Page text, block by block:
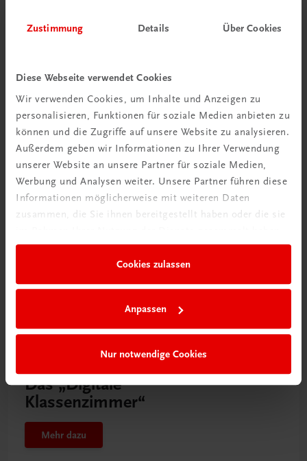
Zustimmung Details Über Cookies
Diese Webseite verwendet Cookies
Wir verwenden Cookies, um Inhalte und Anzeigen zu
personalisieren, Funktionen für soziale Medien anbieten zu
können und die Zugriffe auf unsere Website zu analysieren.
Außerdem geben wir Informationen zu Ihrer Verwendung
unserer Website an unsere Partner für soziale Medien,
Werbung und Analysen weiter. Unsere Partner führen diese
Informationen möglicherweise mit weiteren Daten
zusammen, die Sie ihnen bereitgestellt haben oder die sie
Cookies zulassen
Anpassen
Nur notwendige Cookies
Schon entdeckt?
Ratgeber Schulpraxis
Neu in der DigiBox
Das „Digitale
Klassenzimmer“
Mehr dazu